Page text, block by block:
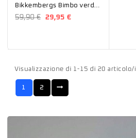
Bikkembergs Bimbo verde
BK2349
59,90 € 29,95 €
Visualizzazione di 1-15 di 20 articolo/i
1 2